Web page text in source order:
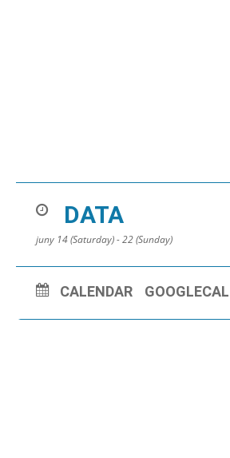
DATA
juny 14 (Saturday) - 22 (Sunday)
CALENDAR GOOGLECAL